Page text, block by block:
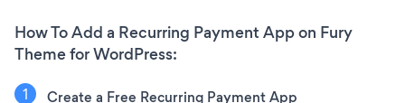
How To Add a Recurring Payment App on Fury
Theme for WordPress:
Create a Free Recurring Payment App